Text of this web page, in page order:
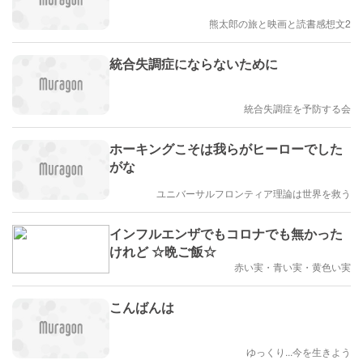
熊太郎の旅と映画と読書感想文2
統合失調症にならないために
統合失調症を予防する会
ホーキングこそは我らがヒーローでした
がな
ユニバーサルフロンティア理論は世界を救う
インフルエンザでもコロナでも無かった
けれど ☆晩ご飯☆
赤い実・青い実・黄色い実
こんばんは
ゆっくり...今を生きよう